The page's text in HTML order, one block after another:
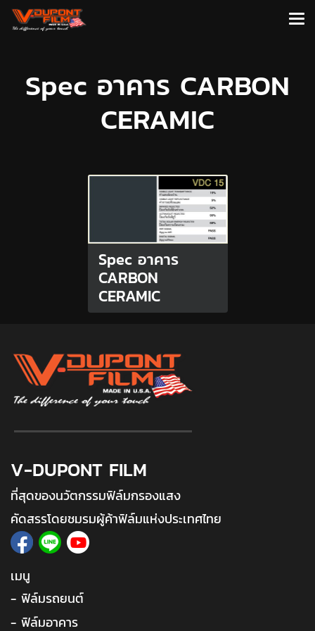
Spec อาคาร CARBON
CERAMIC
Spec อาคาร
CARBON
CERAMIC
V-DUPONT FILM
ที่สุดของนวัตกรรมฟิล์มกรองแสง
คัดสรรโดยชมรมผู้ค้าฟิล์มแห่งประเทศไทย
เมนู
- ฟิล์มรถยนต์
- ฟิล์มอาคาร